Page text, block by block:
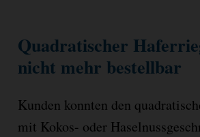
Quadratischer
nicht mehr bestellbar
Kunden konnten den
mit Kokos- oder